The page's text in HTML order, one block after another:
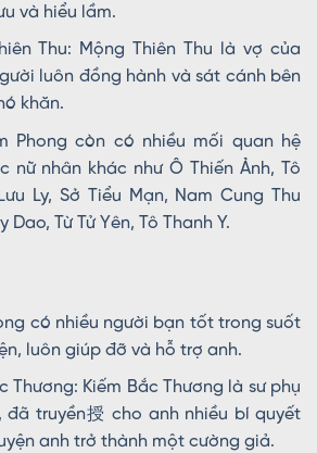
và hiểu lầm.
Thu: Mộng Thiên Thu là vợ của
luôn đồng hành và sát cánh bên
khăn.
Phong còn có nhiều mối quan hệ
nữ nhân khác như Ô Thiến Ảnh, Tô
Ly, Sở Tiểu Mạn, Nam Cung Thu
Dao, Từ Tử Yên, Tô Thanh Y.
có nhiều người bạn tốt trong suốt
luôn giúp đỡ và hỗ trợ anh.
Thương: Kiếm Bắc Thương là sư phụ
đã truyền授 cho anh nhiều bí quyết
anh trở thành một cường giả.